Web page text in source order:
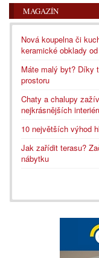
MAGAZÍN
Nová koupelna či
keramické obklady
Máte malý byt? Díky
prostoru
Chaty a chalupy
nejkrásnějších
10 největších výhod
Jak zařídit terasu?
nábytku